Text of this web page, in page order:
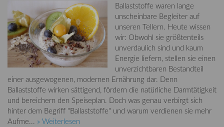
Ballaststoffe waren lange
unscheinbare Begleiter auf
unseren Tellern. Heute wissen
wir: Obwohl sie größtenteils
unverdaulich sind und kaum
Energie liefern, stellen sie einen
unverzichtbaren Bestandteil
einer ausgewogenen, modernen Ernährung dar. Denn
Ballaststoffe wirken sättigend, fördern die natürliche Darmtätigkeit
und bereichern den Speiseplan. Doch was genau verbirgt sich
hinter dem Begriff "Ballaststoffe" und warum verdienen sie mehr
Aufme... » Weiterlesen